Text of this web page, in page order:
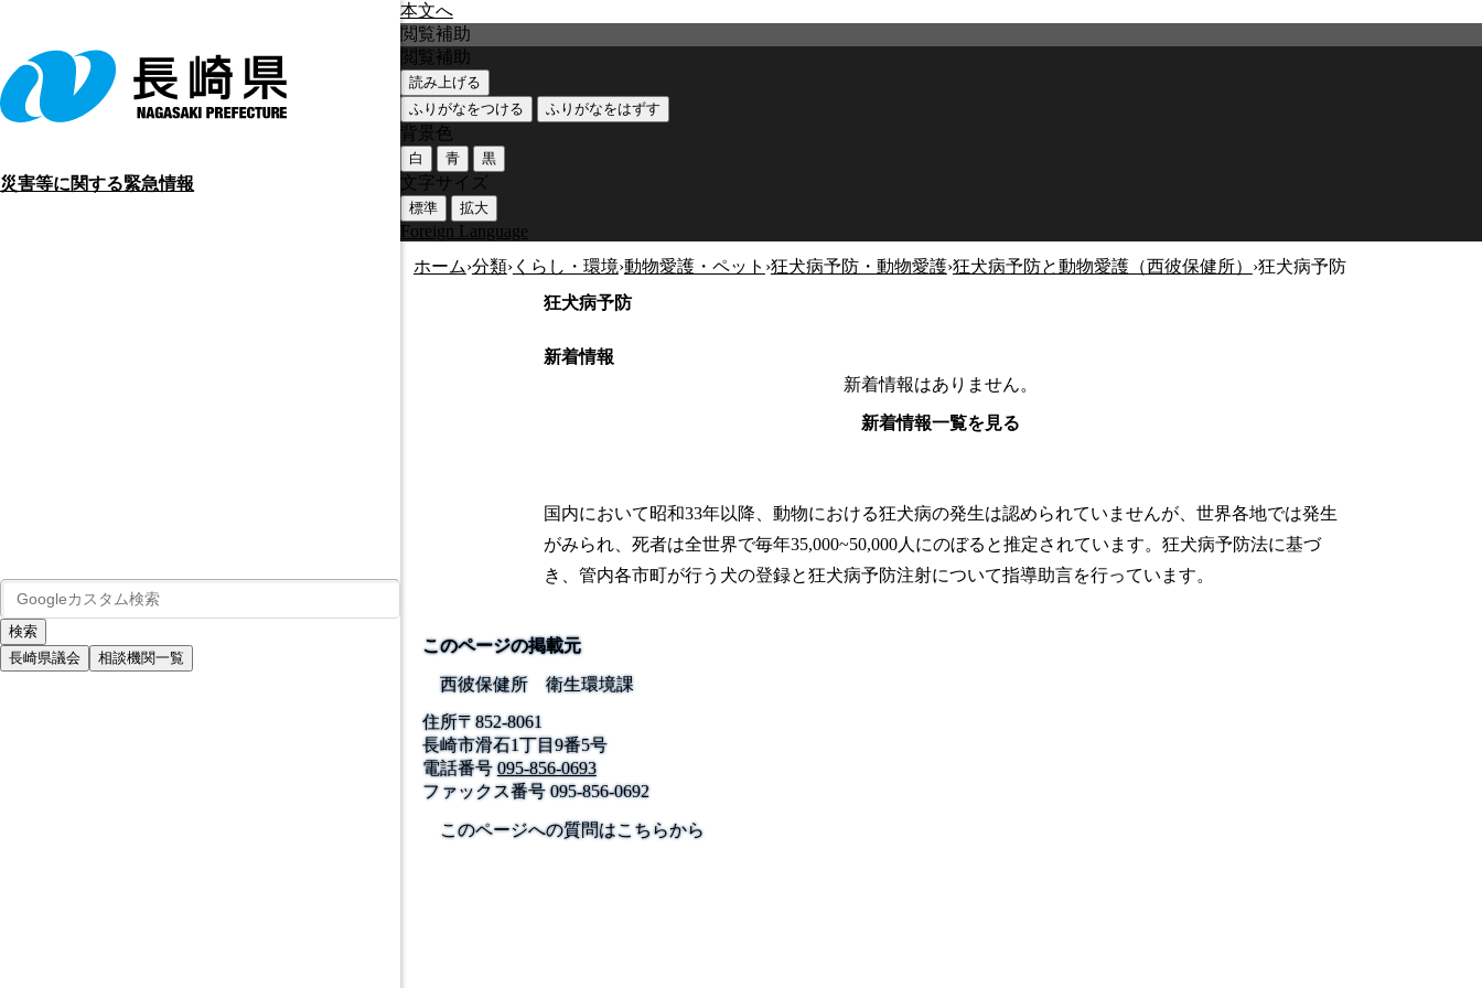
本文へ
災害等に関する緊急情報
長崎県議会 相談機関一覧
閲覧補助
閲覧補助
読み上げる
ふりがなをつける
ふりがなをはずす
背景色
白 青 黒
文字サイズ
標準 拡大
Foreign Language
ホーム›分類›くらし・環境›動物愛護・ペット ›狂犬病予防・動物愛護›狂犬病予防と動物愛護（西彼保健所） ›狂犬病予防
狂犬病予防
新着情報
新着情報はありません。
新着情報一覧を見る
国内において昭和33年以降、動物における狂犬病の発生は認められていませんが、世界各地では発生
がみられ、死者は全世界で毎年35,000~50,000人にのぼると推定されています。狂犬病予防法に基づ
き、管内各市町が行う犬の登録と狂犬病予防注射について指導助言を行っています。
このページの掲載元
西彼保健所 衛生環境課
住所〒852-8061
長崎市滑石1丁目9番5号
電話番号 095-856-0693
ファックス番号095-856-0692
このページへの質問はこちらから
公式SNS
このサイトについて
長崎県庁